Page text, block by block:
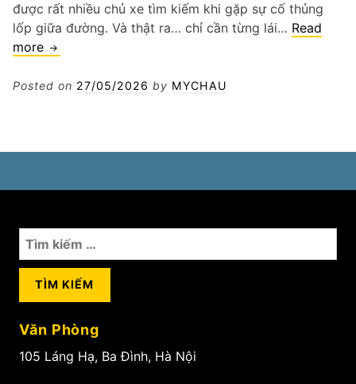
được rất nhiều chủ xe tìm kiếm khi gặp sự cố thủng
lốp giữa đường. Và thật ra… chỉ cần từng lái… Read
more Vá
xe
Posted on 27/05/2026 by MYCHAU
Tìm
kiếm
cho:
Văn Phòng
105 Láng Hạ, Ba Đình, Hà Nội